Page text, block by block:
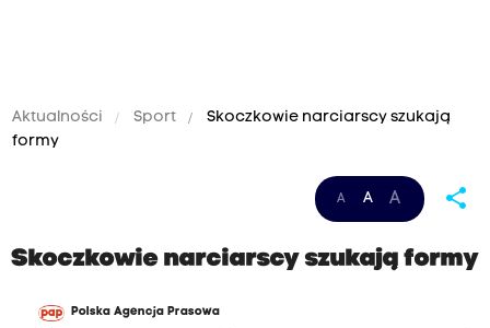
Aktualności Sport
Skoczkowie narciarscy szukają
formy
A A A share
Skoczkowie narciarscy szukają formy
Polska Agencja Prasowa